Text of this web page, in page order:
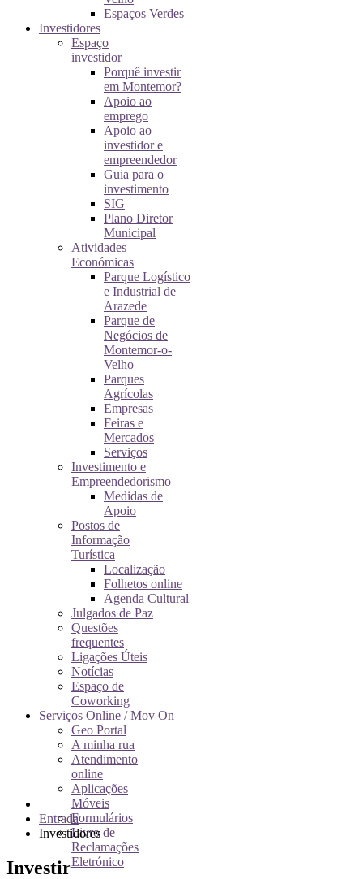
Espaços Verdes
Investidores
Espaço
investidor
Porquê investir
em Montemor?
Apoio ao
emprego
Apoio ao
investidor e
empreendedor
Guia para o
investimento
SIG
Plano Diretor
Municipal
Atividades
Económicas
Parque Logístico
e Industrial de
Arazede
Parque de
Negócios de
Montemor-o-
Velho
Parques
Agrícolas
Empresas
Feiras e
Mercados
Serviços
Investimento e
Empreendedorismo
Medidas de
Apoio
Postos de
Informação
Turística
Localização
Folhetos online
Agenda Cultural
Julgados de Paz
Questões
frequentes
Ligações Úteis
Notícias
Espaço de
Coworking
Serviços Online / Mov On
Geo Portal
A minha rua
Atendimento
online
Aplicações
Móveis
Formulários
Livro de
Reclamações
Eletrónico
Entrada
Investidores
Investir